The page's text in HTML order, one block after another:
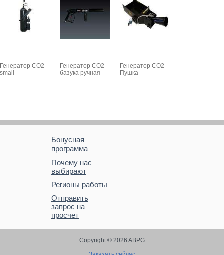
Генератор CO2
small
Генератор СО2
базука ручная
Генератор CO2
Пушка
Бонусная
программа
Почему нас
выбирают
Регионы работы
Отправить
запрос на
просчет
Copyright © 2026 ABPG